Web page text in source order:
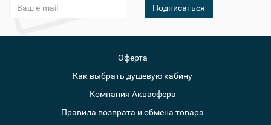
Подписаться
Оферта
Как выбрать душевую кабину
Компания Аквасфера
Правила возврата и обмена товара